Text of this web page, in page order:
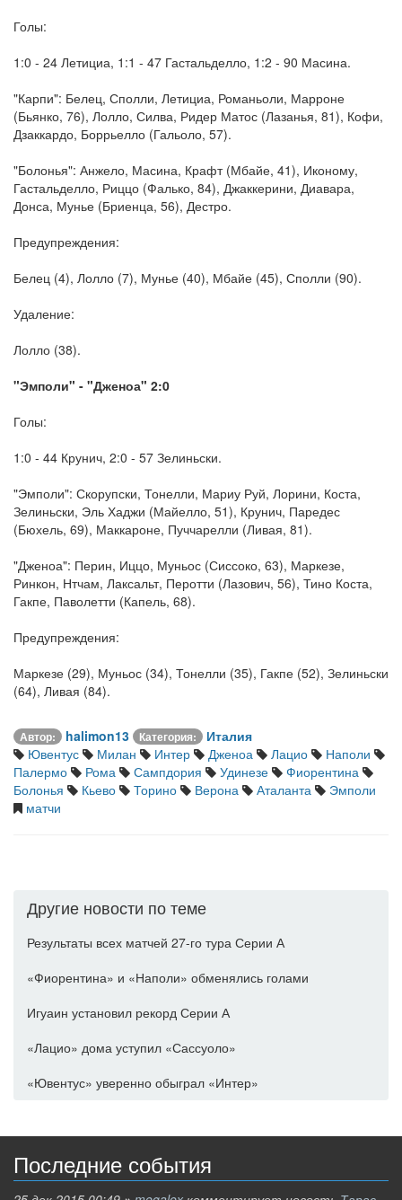
Голы:
1:0 - 24 Летициа, 1:1 - 47 Гастальделло, 1:2 - 90 Масина.
"Карпи": Белец, Сполли, Летициа, Романьоли, Марроне
(Бьянко, 76), Лолло, Силва, Ридер Матос (Лазанья, 81), Кофи,
Дзаккардо, Боррьелло (Гальоло, 57).
"Болонья": Анжело, Масина, Крафт (Мбайе, 41), Иконому,
Гастальделло, Риццо (Фалько, 84), Джаккерини, Диавара,
Донса, Мунье (Бриенца, 56), Дестро.
Предупреждения:
Белец (4), Лолло (7), Мунье (40), Мбайе (45), Сполли (90).
Удаление:
Лолло (38).
"Эмполи" - "Дженоа" 2:0
Голы:
1:0 - 44 Крунич, 2:0 - 57 Зелиньски.
"Эмполи": Скорупски, Тонелли, Мариу Руй, Лорини, Коста,
Зелиньски, Эль Хаджи (Майелло, 51), Крунич, Паредес
(Бюхель, 69), Маккароне, Пуччарелли (Ливая, 81).
"Дженоа": Перин, Иццо, Муньос (Сиссоко, 63), Маркезе,
Ринкон, Нтчам, Лаксальт, Перотти (Лазович, 56), Тино Коста,
Гакпе, Паволетти (Капель, 68).
Предупреждения:
Маркезе (29), Муньос (34), Тонелли (35), Гакпе (52), Зелиньски
(64), Ливая (84).
Автор: halimon13 Категория:
Италия
Ювентус
Милан Интер Дженоа Лацио
Наполи
Палермо
Рома Сампдория Удинезе
Фиорентина
Болонья
Кьево Торино Верона Аталанта
Эмполи
матчи
Другие новости по теме
Результаты всех матчей 27-го тура Серии А
«Фиорентина» и «Наполи» обменялись голами
Игуаин установил рекорд Серии А
«Лацио» дома уступил «Сассуоло»
«Ювентус» уверенно обыграл «Интер»
Последние события